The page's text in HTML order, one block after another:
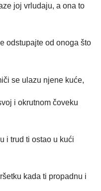
joj vrludaju, a ona to
odstupajte od onoga što
se ulazu njene kuće,
i okrutnom čoveku
i trud ti ostao u kući
kada ti propadnu i